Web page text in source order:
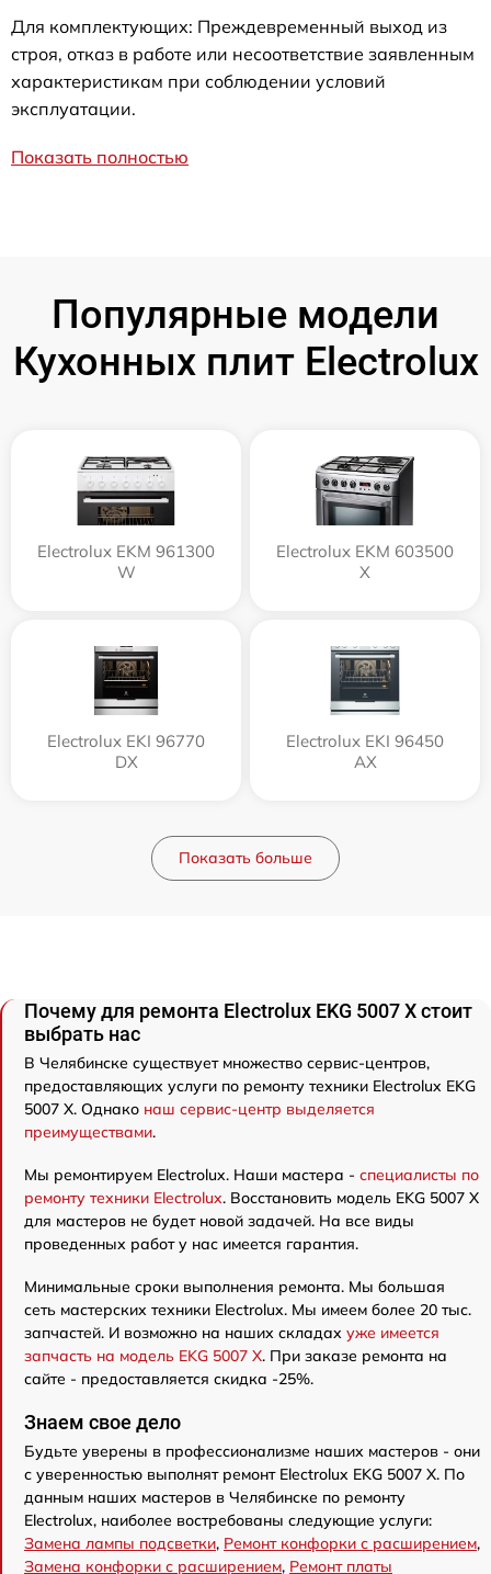
Для комплектующих: Преждевременный выход из
строя, отказ в работе или несоответствие заявленным
характеристикам при соблюдении условий
эксплуатации.
Показать полностью
Популярные модели
Кухонных плит Electrolux
Electrolux EKM 961300
W
Electrolux EKM 603500
X
Electrolux EKI 96770
DX
Electrolux EKI 96450
AX
Показать больше
Почему для ремонта Electrolux EKG 5007 X стоит
выбрать нас
В Челябинске существует множество сервис-центров,
предоставляющих услуги по ремонту техники Electrolux EKG
5007 X. Однако наш сервис-центр выделяется
преимуществами.
Мы ремонтируем Electrolux. Наши мастера - специалисты по
ремонту техники Electrolux. Восстановить модель EKG 5007 X
для мастеров не будет новой задачей. На все виды
проведенных работ у нас имеется гарантия.
Минимальные сроки выполнения ремонта. Мы большая
сеть мастерских техники Electrolux. Мы имеем более 20 тыс.
запчастей. И возможно на наших складах уже имеется
запчасть на модель EKG 5007 X. При заказе ремонта на
сайте - предоставляется скидка -25%.
Знаем свое дело
Будьте уверены в профессионализме наших мастеров - они
с уверенностью выполнят ремонт Electrolux EKG 5007 X. По
данным наших мастеров в Челябинске по ремонту
Electrolux, наиболее востребованы следующие услуги:
Замена лампы подсветки, Ремонт конфорки с расширением,
Замена конфорки с расширением, Ремонт платы